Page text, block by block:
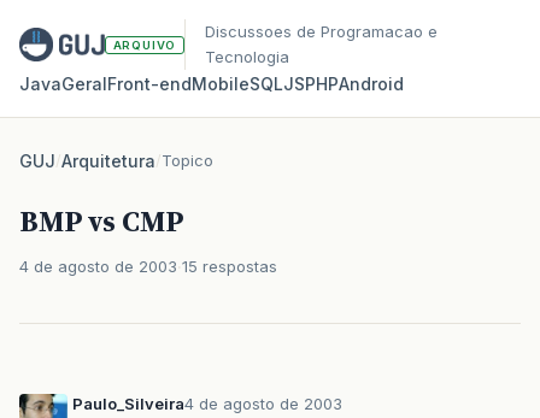
ARQUIVO
Discussoes de Programacao e
Tecnologia
JavaGeralFront‑endMobileSQLJSPHPAndroid
GUJ/Arquitetura/Topico
BMP vs CMP
4 de agosto de 2003 15 respostas
Paulo_Silveira4 de agosto de 2003